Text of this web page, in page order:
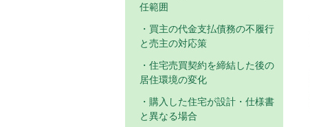
任範囲
買主の代金支払債務の不履行
と売主の対応策
住宅売買契約を締結した後の
居住環境の変化
購入した住宅が設計・仕様書
と異なる場合